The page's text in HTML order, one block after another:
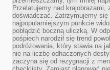
Przelatujemy nad krajobrazami,
doświadczać. Zatrzymujemy się
najpopularniejszym punkcie
pobłądzić boczną uliczką. W
pośpiech narodził się trend
podróżowania, który stawia na
nie na liczbę odhaczonych
zaczyna się od rezygnacji z